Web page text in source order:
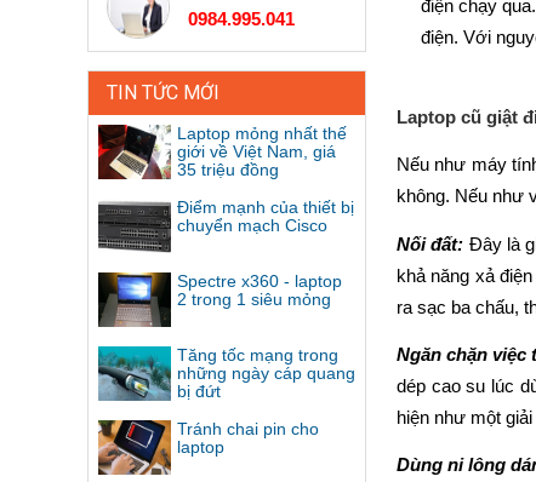
0984.995.041
TIN TỨC MỚI
Laptop mỏng nhất thế
giới về Việt Nam, giá
35 triệu đồng
Điểm mạnh của thiết bị
chuyển mạch Cisco
Spectre x360 - laptop
2 trong 1 siêu mỏng
Tăng tốc mạng trong
những ngày cáp quang
bị đứt
Tránh chai pin cho
laptop
điện chạy
điện. Với
Laptop cũ giật
Nếu như máy
không. Nếu như
Nối đất: Đây là
khả năng xả
ra sạc ba chấu,
Ngăn chặn việc
dép cao su lúc
hiện như một
Dùng ni lông